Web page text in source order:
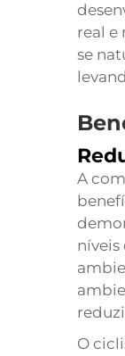
real e
se
A
níveis
O